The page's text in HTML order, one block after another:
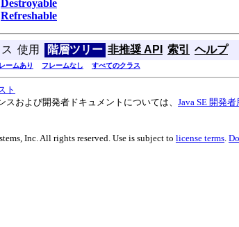
Destroyable
Refreshable
使用 階層ツリー 非推奨 API 索引 ヘルプ
ームあり フレームなし すべてのクラス
ト
スおよび開発者ドキュメントについては、 Java SE 開発
Inc. All rights reserved. Use is subject to license terms.